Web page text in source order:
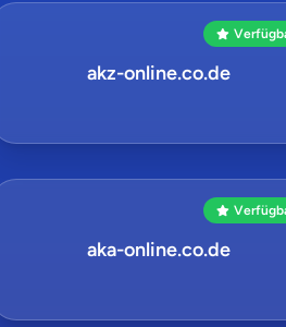
akz-online.co.de
aka-online.co.de